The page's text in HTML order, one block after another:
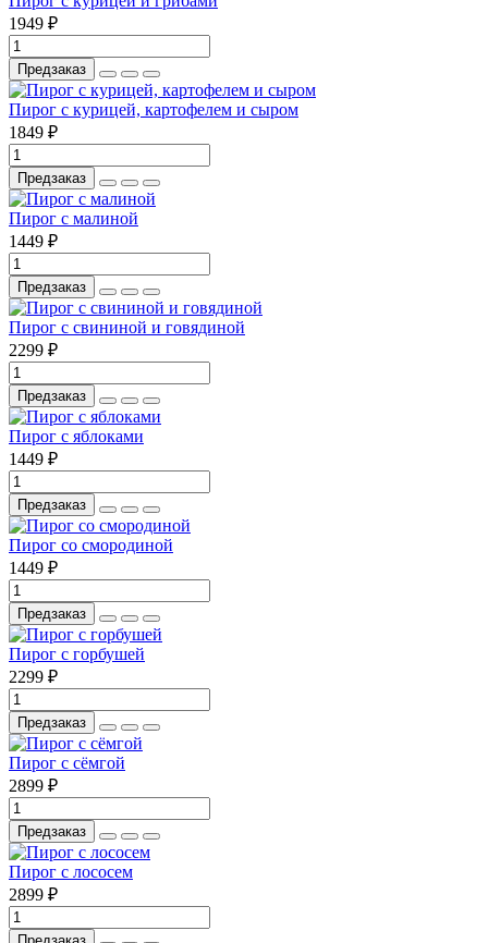
1949 ₽
Предзаказ
Пирог с курицей, картофелем и сыром
1849 ₽
Предзаказ
Пирог с малиной
1449 ₽
Предзаказ
Пирог с свининой и говядиной
2299 ₽
Предзаказ
Пирог с яблоками
1449 ₽
Предзаказ
Пирог со смородиной
1449 ₽
Предзаказ
Пирог с горбушей
2299 ₽
Предзаказ
Пирог с сёмгой
2899 ₽
Предзаказ
Пирог с лососем
2899 ₽